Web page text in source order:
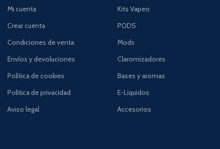
Mi cuenta
Crear cuenta
Condiciones de venta
Envíos y devoluciones
Política de cookies
Política de privacidad
Aviso legal
Kits Vapeo
PODS
Mods
Claromizadores
Bases y aromas
E-Líquidos
Accesorios